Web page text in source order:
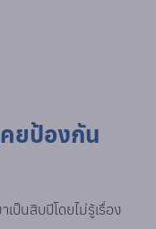
คยป้องกัน
ป็นสิบปีโดยไม่รู้เรื่อง